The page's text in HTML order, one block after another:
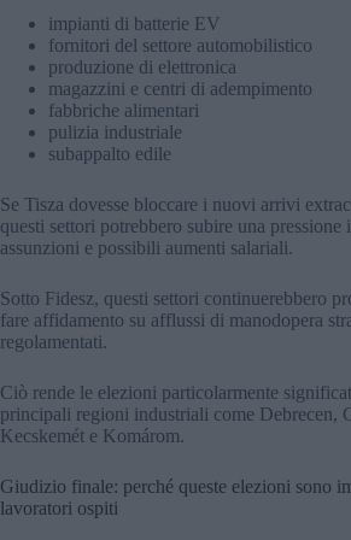
impianti di batterie EV
fornitori del settore automobilistico
produzione di elettronica
magazzini e centri di adempimento
fabbriche alimentari
pulizia industriale
subappalto edile
Se Tisza dovesse bloccare i nuovi arrivi
questi settori potrebbero subire una pressione
assunzioni e possibili aumenti salariali.
Sotto Fidesz, questi settori continuerebbero
fare affidamento su afflussi di manodopera
regolamentati.
Ciò rende le elezioni particolarmente
principali regioni industriali come Debrecen,
Kecskemét e Komárom.
Giudizio finale: perché queste elezioni sono
lavoratori ospiti